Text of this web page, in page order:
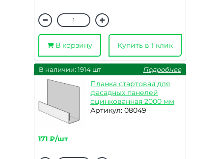
В корзину Купить в 1 клик
В наличии: 1914 шт Подробнее
Планка стартовая для
фасадных панелей
оцинкованная 2000 мм
Артикул: 08049
171 ₽/шт